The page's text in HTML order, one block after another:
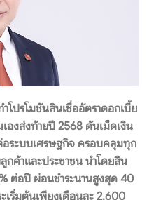
ำโปรโมชันสินเชื่ออัตราดอกเบี้ย
งส่งท้ายปี 2568 ดันเม็ดเงิน
ระบบเศรษฐกิจ ครอบคลุมทุก
ค้าและประชาชน นำโดยสิน
ต่อปี ผ่อนชำระนานสูงสุด 40
เริ่มต้นเพียงเดือนละ 2,600